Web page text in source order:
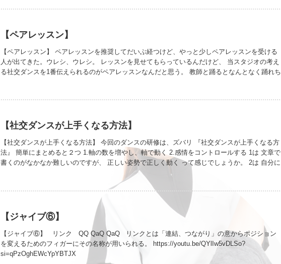
さんの種目が踊れるようになったなって嬉しくもなった。 今日からダンス部門は第2幕の2章に
疲れ様でした。
【ペアレッスン】
【ペアレッスン】 ペアレッスンを推奨してだいぶ経つけど、やっと少しペアレッスンを受ける
人が出てきた。ウレシ、ウレシ。 レッスンを見せてもらっているんだけど、 当スタジオの考え
る社交ダンスを1番伝えられるのがペアレッスンなんだと思う。 教師と踊るとなんとなく踊れち
問もたくさん出てくる。質問ができるくらい能動的にレッスンを受けるっていいよね。 ①生徒
だけ。 それになんといってもリーズナブル。 魅力だらけだから、上手に活用して欲しい。 絶
対ダンスが上手くなるよ。
【社交ダンスが上手くなる方法】
【社交ダンスが上手くなる方法】 今回のダンスの研修は、ズバリ 『社交ダンスが上手くなる方
法』 簡単にまとめると２つ 1.軸の数を増やし、軸で動く 2.感情をコントロールする 1は 文章で
書くのがなかなか難しいのですが、 正しい姿勢で正しく動く って感じでしょうか。 2は 自分に
集中する 今に集中する 音楽に集中する ことでした。 ステップが難しいとこの２つは達成でき
ないので、 本当に簡単なステップで、身についていかれたらいいなって思います。 社交ダンス
は 競技ダンス(スポーツ)も含めて社交ダンスといわれていますが、 私たちが伝えたいのは競技
ダンスではない、コミュニケーションの社交ダンスなので、この２つは突き詰めていきたいな
って思います。
【ジャイブ⑥】
【ジャイブ⑥】 リンク QQ QaQ QaQ リンクとは「連結、つながり」の意からポジション
を変えるためのフィガーにその名称が用いられる。 https://youtu.be/QYlIw5vDLSo?
si=qPzOghEWcYpYBTJX